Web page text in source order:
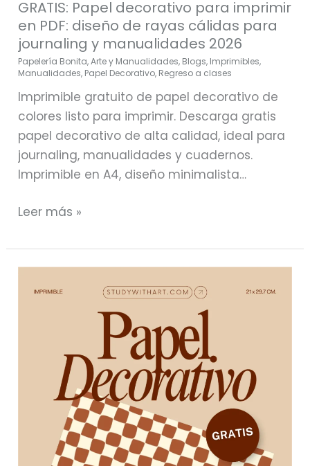
GRATIS: Papel decorativo para imprimir
en PDF: diseño de rayas cálidas para
journaling y manualidades 2026
Papelería Bonita,Arte y Manualidades, Blogs, Imprimibles,
Manualidades, Papel Decorativo, Regreso a clases
Imprimible gratuito de papel decorativo de
colores listo para imprimir. Descarga gratis
papel decorativo de alta calidad, ideal para
journaling, manualidades y cuadernos.
Imprimible en A4, diseño minimalista…
Leer más »
bonita
Descarga
Decorativo
gratuito